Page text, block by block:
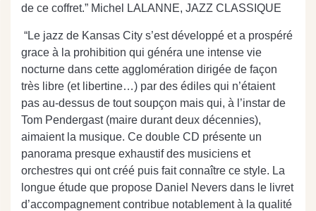
de ce coffret.” Michel LALANNE, JAZZ CLASSIQUE
“Le jazz de Kansas City s’est développé et a prospéré
grace à la prohibition qui généra une intense vie
nocturne dans cette agglomération dirigée de façon
très libre (et libertine…) par des édiles qui n’étaient
pas au-dessus de tout soupçon mais qui, à l’instar de
Tom Pendergast (maire durant deux décennies),
aimaient la musique. Ce double CD présente un
panorama presque exhaustif des musiciens et
orchestres qui ont créé puis fait connaître ce style. La
longue étude que propose Daniel Nevers dans le livret
d’accompagnement contribue notablement à la qualité